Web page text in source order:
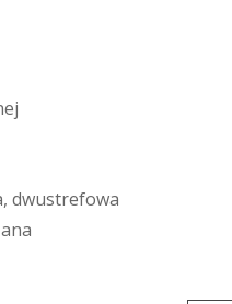
ej
, dwustrefowa
ana